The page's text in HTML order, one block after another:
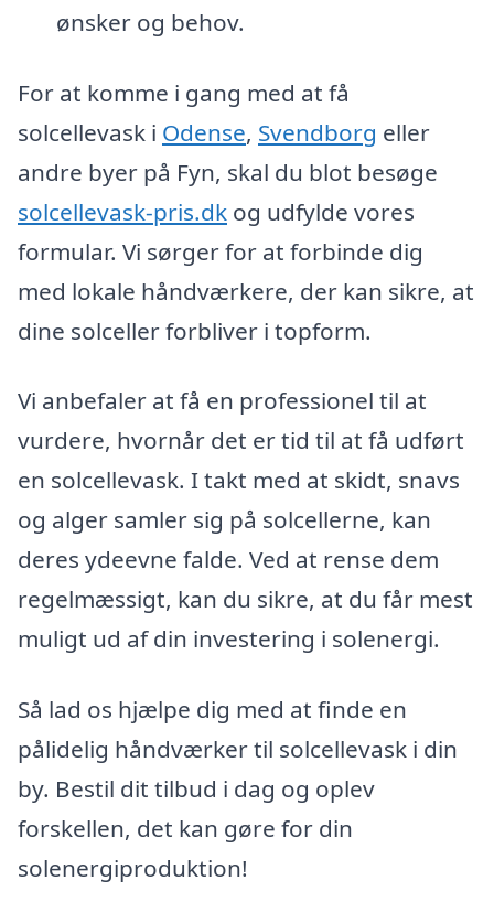
ønsker og behov.
For at komme i gang med at få
solcellevask i Odense, Svendborg eller
andre byer på Fyn, skal du blot besøge
solcellevask-pris.dk og udfylde vores
formular. Vi sørger for at forbinde dig
med lokale håndværkere, der kan sikre, at
dine solceller forbliver i topform.
Vi anbefaler at få en professionel til at
vurdere, hvornår det er tid til at få udført
en solcellevask. I takt med at skidt, snavs
og alger samler sig på solcellerne, kan
deres ydeevne falde. Ved at rense dem
regelmæssigt, kan du sikre, at du får mest
muligt ud af din investering i solenergi.
Så lad os hjælpe dig med at finde en
pålidelig håndværker til solcellevask i din
by. Bestil dit tilbud i dag og oplev
forskellen, det kan gøre for din
solenergiproduktion!